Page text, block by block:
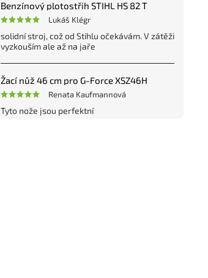
Benzínový plotostřih STIHL HS 82 T
Lukáš Klégr
solidní stroj, což od Stihlu očekávám. V zátěži
vyzkouším ale až na jaře
Žací nůž 46 cm pro G-Force XSZ46H
Renata Kaufmannová
Tyto nože jsou perfektní